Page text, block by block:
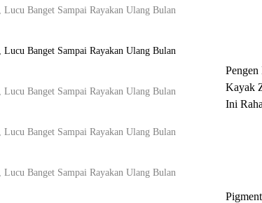
Kayak
Ini